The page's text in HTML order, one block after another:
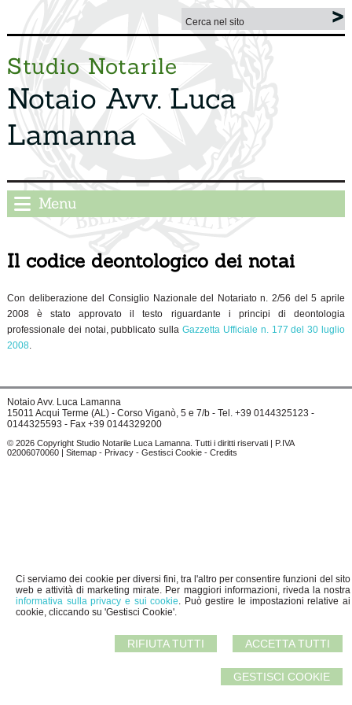
Ci serviamo dei cookie per diversi fini, tra l'altro per consentire funzioni del sito
web e attività di marketing mirate. Per maggiori informazioni, riveda la nostra
informativa sulla privacy e sui cookie. Può gestire le impostazioni relative ai
cookie, cliccando su 'Gestisci Cookie'.
ACCETTA TUTTI
RIFIUTA TUTTI
GESTISCI COOKIE
Studio Notarile
Notaio Avv. Luca
Lamanna
Menu
Il codice deontologico dei notai
Con deliberazione del Consiglio Nazionale del Notariato n. 2/56 del 5 aprile
2008 è stato approvato il testo riguardante i principi di deontologia
professionale dei notai, pubblicato sullaGazzetta Ufficiale n. 177 del 30 luglio
2008.
Notaio Avv. Luca Lamanna
15011 Acqui Terme (AL) - Corso Viganò, 5 e 7/b - Tel. +39 0144325123 -
0144325593 - Fax +39 0144329200
© 2026 Copyright Studio Notarile Luca Lamanna. Tutti i diritti riservati | P.IVA
02006070060 | Sitemap- Privacy- Gestisci Cookie- Credits